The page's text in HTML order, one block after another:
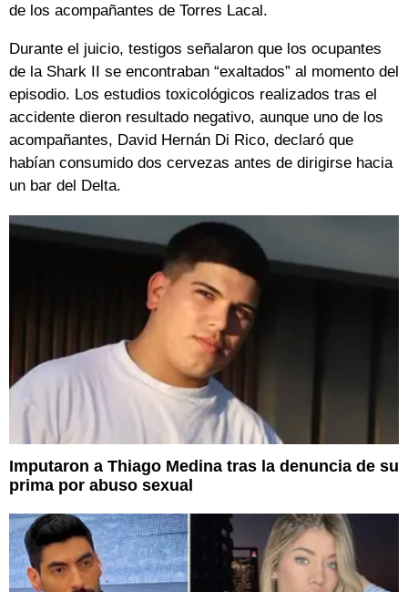
de los acompañantes de Torres Lacal.
Durante el juicio, testigos señalaron que los ocupantes
de la Shark II se encontraban “exaltados” al momento del
episodio. Los estudios toxicológicos realizados tras el
accidente dieron resultado negativo, aunque uno de los
acompañantes, David Hernán Di Rico, declaró que
habían consumido dos cervezas antes de dirigirse hacia
un bar del Delta.
Imputaron a Thiago Medina tras la denuncia de su
prima por abuso sexual